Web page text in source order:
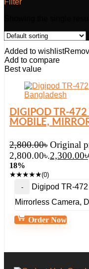
Filter
Added to wishlist
Add to compare
Best value
DIGIPOD TR-
MOBILE,
2,800.00৳ Original
2,800.00৳.2,300.00৳
18%
★★★★★(0)
Digipod TR-
Mirrorless Camera,
Order Now